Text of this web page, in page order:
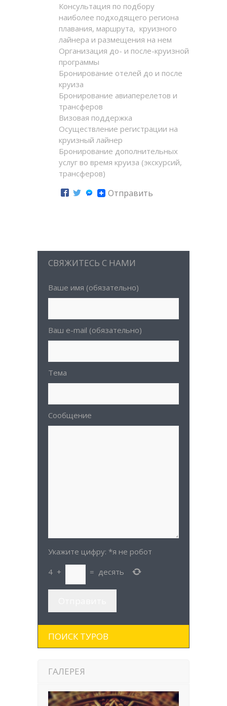
Консультация по подбору
наиболее подходящего региона
плавания, маршрута, круизного
лайнера и размещения на нем
Организация до- и после-круизной
программы
Бронирование отелей до и после
круиза
Бронирование авиаперелетов и
трансферов
Визовая поддержка
Осуществление регистрации на
круизный лайнер
Бронирование дополнительных
услуг во время круиза (экскурсий,
трансферов)
Отправить
СВЯЖИТЕСЬ С НАМИ
Ваше имя (обязательно)
Ваш e-mail (обязательно)
Тема
Сообщение
Укажите цифру: *я не робот
4 + = десять
ПОИСК ТУРОВ
ГАЛЕРЕЯ